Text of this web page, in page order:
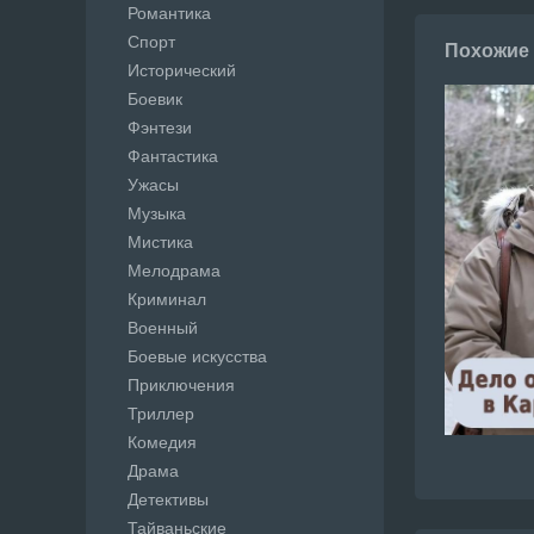
Похожие
Романтика
Спорт
Исторический
Боевик
Фэнтези
Фантастика
Ужасы
Музыка
Мистика
Мелодрама
Криминал
Военный
Боевые искусства
Приключения
Триллер
Комедия
Драма
Детективы
Тайваньские